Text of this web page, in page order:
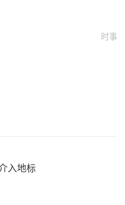
时事
入地标